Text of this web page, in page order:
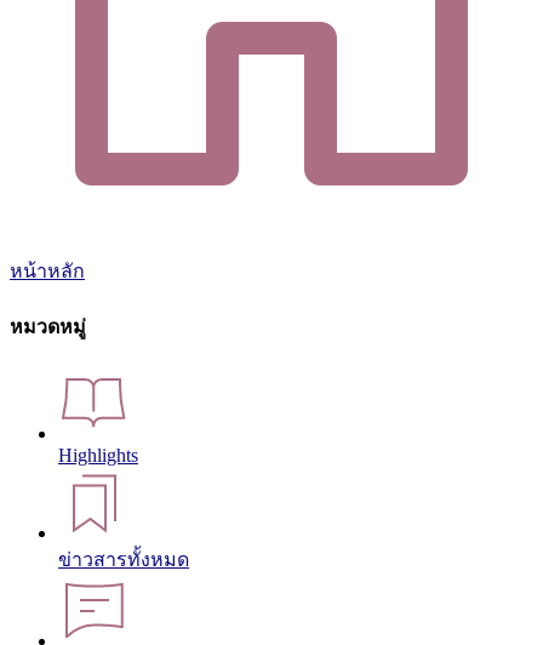
หน้าหลัก
หมวดหมู่
Highlights
ข่าวสารทั้งหมด